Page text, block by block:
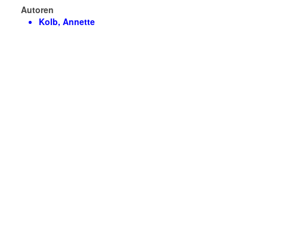
Autoren
Kolb, Annette